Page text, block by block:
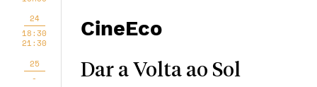
24
18:30
21:30
CineEco
25
-
Dar a Volta ao Sol